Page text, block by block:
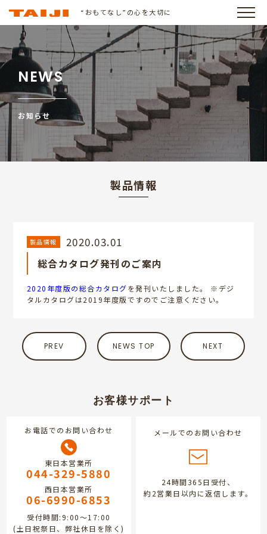
“おもてなし”の心を大切に
NEWS
お知らせ
製品情報
製品情報 2020.03.01
総合カタログ発刊のご案内
2020年度版の総合カタログを発刊いたしました。 ※デジ
タルカタログは2019年度版ですのでご注意ください。
PREV NEWS TOP NEXT
お客様サポート
お電話でのお問い合わせ
東日本営業所
044-329-5880
西日本営業所
06-6990-6853
受付時間:9:00～17:00
(土日祝祭日、弊社休日を除く)
メールでのお問い合わせ
24時間365日受付、
約2営業日以内に返信します。